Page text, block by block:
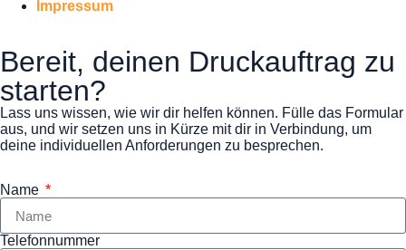
Impressum
Bereit, deinen Druckauftrag zu
starten?
Lass uns wissen, wie wir dir helfen können. Fülle das Formular
aus, und wir setzen uns in Kürze mit dir in Verbindung, um
deine individuellen Anforderungen zu besprechen.
Name
Telefonnummer